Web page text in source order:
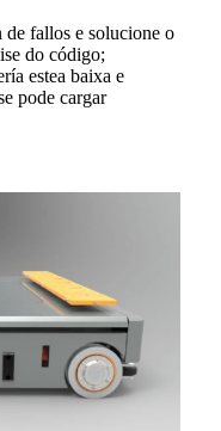
fallos e solucione o
do código;
estea baixa e
pode cargar